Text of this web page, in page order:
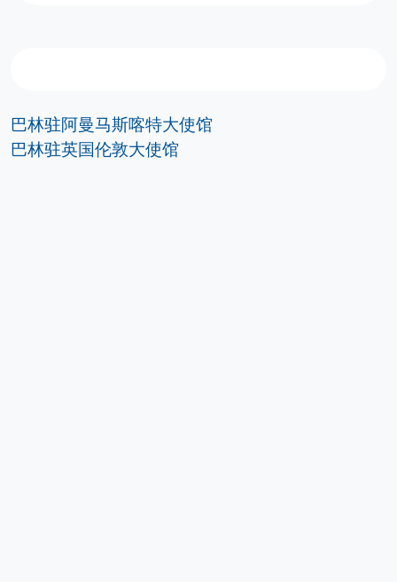
巴林驻阿曼马斯喀特大使馆
巴林驻英国伦敦大使馆